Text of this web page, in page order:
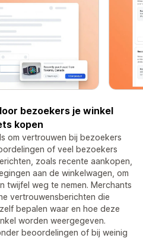
bezoekers je winkel
kopen
om vertrouwen bij bezoekers
of veel bezoekers
zoals recente aankopen,
aan de winkelwagen, om
twijfel weg te nemen. Merchants
vertrouwensberichten die
bepalen waar en hoe deze
worden weergegeven.
beoordelingen of bij weinig